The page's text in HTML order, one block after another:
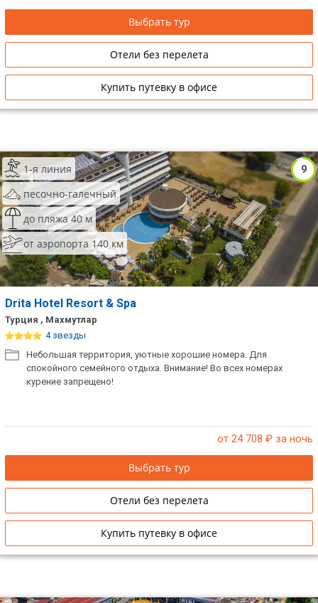
Выбрать тур
Отели без перелета
Купить путевку в офисе
9
1-я линия
песочно-галечный
до пляжа 40 м
от аэропорта 140 км
Drita Hotel Resort & Spa
Турция , Махмутлар
4 звезды
Небольшая территория, уютные хорошие номера. Для
спокойного семейного отдыха. Внимание! Во всех номерах
курение запрещено!
от 24 708 ₽ за ночь
Выбрать тур
Отели без перелета
Купить путевку в офисе